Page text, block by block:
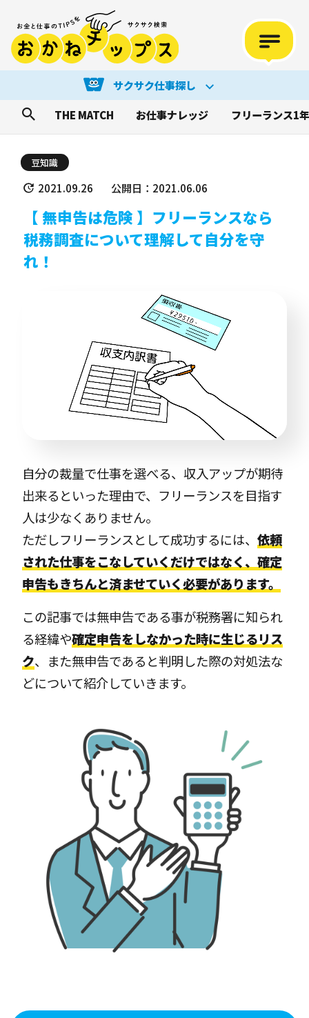
サクサク仕事探し
THE MATCH
お仕事ナレッジ フリーランス1
豆知識
2021.09.26 公開日：2021.06.06
【 無申告は危険 】フリーランスなら
税務調査について理解して自分を守
れ！
自分の裁量で仕事を選べる、収入アップが期待
出来るといった理由で、フリーランスを目指す
人は少なくありません。
ただしフリーランスとして成功するには、依頼
された仕事をこなしていくだけではなく、確定
申告もきちんと済ませていく必要があります。
この記事では無申告である事が税務署に知られ
る経緯や確定申告をしなかった時に生じるリス
ク、また無申告であると判明した際の対処法な
どについて紹介していきます。